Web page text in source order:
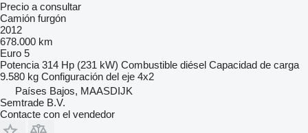
Precio a consultar
Camión furgón
2012
678.000 km
Euro 5
Potencia 314 Hp (231 kW) Combustible diésel Capacidad de carga
9.580 kg Configuración del eje 4x2
Países Bajos, MAASDIJK
Semtrade B.V.
Contacte con el vendedor